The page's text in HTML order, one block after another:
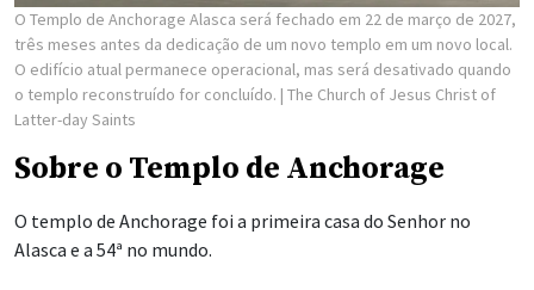
O Templo de Anchorage Alasca será fechado em 22 de março de 2027,
três meses antes da dedicação de um novo templo em um novo local.
O edifício atual permanece operacional, mas será desativado quando
o templo reconstruído for concluído. | The Church of Jesus Christ of
Latter-day Saints
Sobre o Templo de Anchorage
O templo de Anchorage foi a primeira casa do Senhor no
Alasca e a 54ª no mundo.